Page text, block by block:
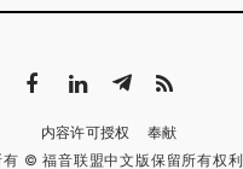
内容许可授权
奉献
有 © 福音联盟中文版保留所有权利